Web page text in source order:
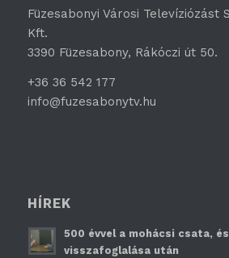
Füzesabonyi Városi Televíziózást
Kft.
3390 Füzesabony, Rákóczi út 50.
+36 36 542 177
info@fuzesabonytv.hu
HÍREK
500 évvel a mohácsi csata,
visszafoglalása után